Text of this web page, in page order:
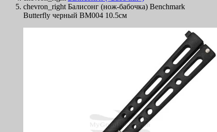
chevron_right Балисонг (нож-бабочка) Benchmark
Butterfly черный BM004 10.5см